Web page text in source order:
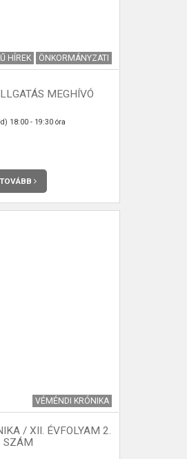
HÍREK ÖNKORMÁNYZATI
MEGHÍVÓ
18:00 - 19:30 óra
TOVÁBB
VÉMÉNDI KRÓNIKA
/ XII. ÉVFOLYAM 2.
SZÁM